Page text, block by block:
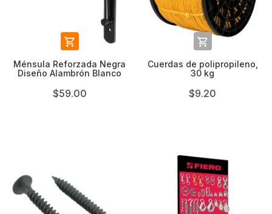

Ménsula Reforzada Negra
Diseño Alambrón Blanco
$59.00

Cuerdas de polipropileno,
30 kg
$9.20